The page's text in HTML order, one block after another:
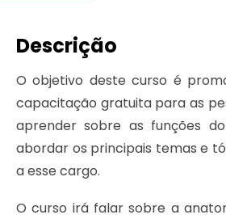
Descrição
O objetivo deste curso é
capacitação gratuita para as
aprender sobre as funções
abordar os principais temas e
a esse cargo.
O curso irá falar sobre a